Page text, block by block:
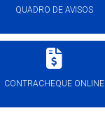
QUADRO DE AVISOS
CONTRACHEQUE ONLINE